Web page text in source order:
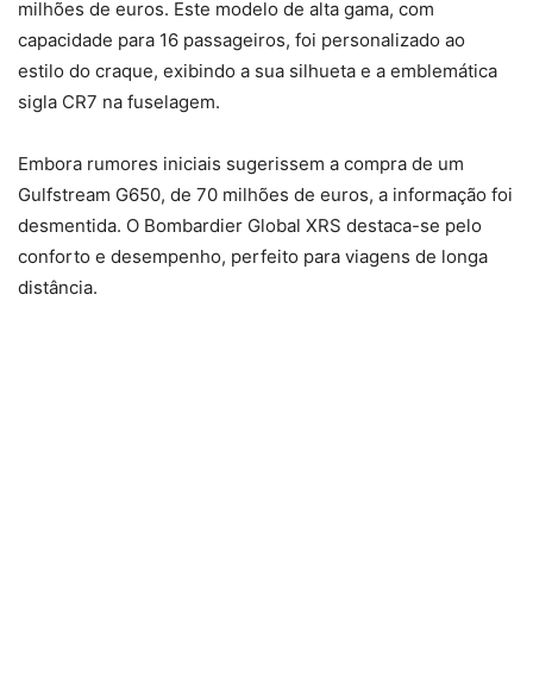
milhões de euros. Este modelo de alta gama, com
capacidade para 16 passageiros, foi personalizado ao
estilo do craque, exibindo a sua silhueta e a emblemática
sigla CR7 na fuselagem.
Embora rumores iniciais sugerissem a compra de um
Gulfstream G650, de 70 milhões de euros, a informação foi
desmentida. O Bombardier Global XRS destaca-se pelo
conforto e desempenho, perfeito para viagens de longa
distância.